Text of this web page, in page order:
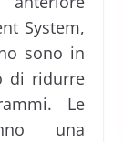
System,
sono in
di ridurre
Le
una